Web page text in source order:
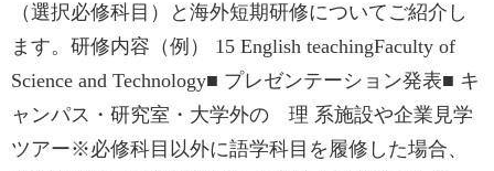
（選択必修科目）と海外短期研修についてご紹介し
ます。研修内容（例） 15 English teachingFaculty of
Science and Technology■ プレゼンテーション発表■ キ
ャンパス・研究室・大学外の 理 系施設や企業見学
ツアー※必修科目以外に語学科目を履修した場合、